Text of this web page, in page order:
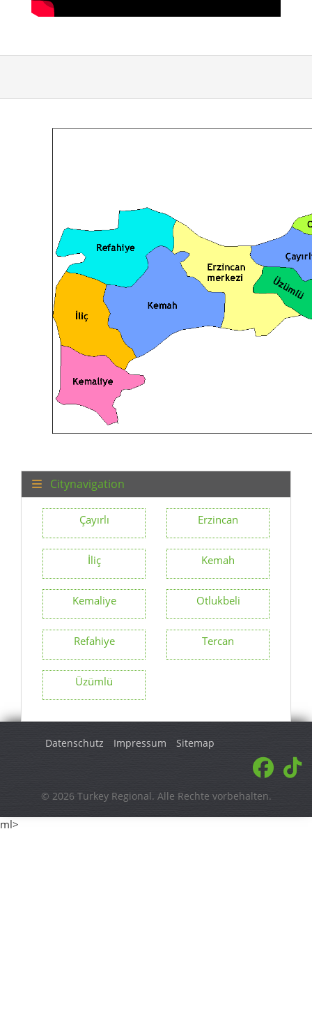
Citynavigation
Çayırlı Erzincan
İliç Kemah
Kemaliye Otlukbeli
Refahiye Tercan
Üzümlü
Datenschutz Impressum Sitemap
© 2026 Turkey Regional. Alle Rechte vorbehalten.
ml>